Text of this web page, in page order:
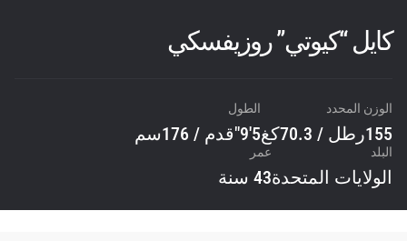
كايل “كيوتي” روزيفسكي
الوزن المحدد
155رطل / 70.3كغ
الطول
5'9"قدم / 176سم
البلد
الولايات المتحدة
عمر
43 سنة